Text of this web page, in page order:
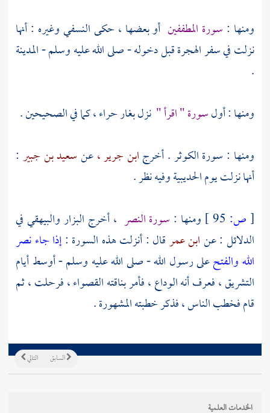
ومنها : سورة المطففين أو بعضها ، حكىالنسفيوغيره : أنها
نزلت في سفر الهجرة قبل دخوله - صلى الله عليه وسلم -المدينة
.
ومنها : أولسورة " اقرأ " نزلبغار حراء، كما في الصحيحين .
ومنها : سورة الكوثر . أخرجابن جرير ،عنسعيد بن جبير :
أنها نزلت يومالحديبيةوفيه نظر .
[ص: ومنها : سورة النصر ، أخرج البزاروالبيهقيفي
الدلائل : عنابن عمرقال : أنزلت هذه السورة :إذا جاء نصر
الله والفتحعلى رسول الله - صلى الله عليه وسلم - أوسط أيام
التشريق ، فعرف أنه الوداع ، فأمر بناقته القصواء ، فرحلت ، ثم
قام فخطب الناس ، فذكر خطبته المشهورة .
التالي السابق
الخدمات العلمية